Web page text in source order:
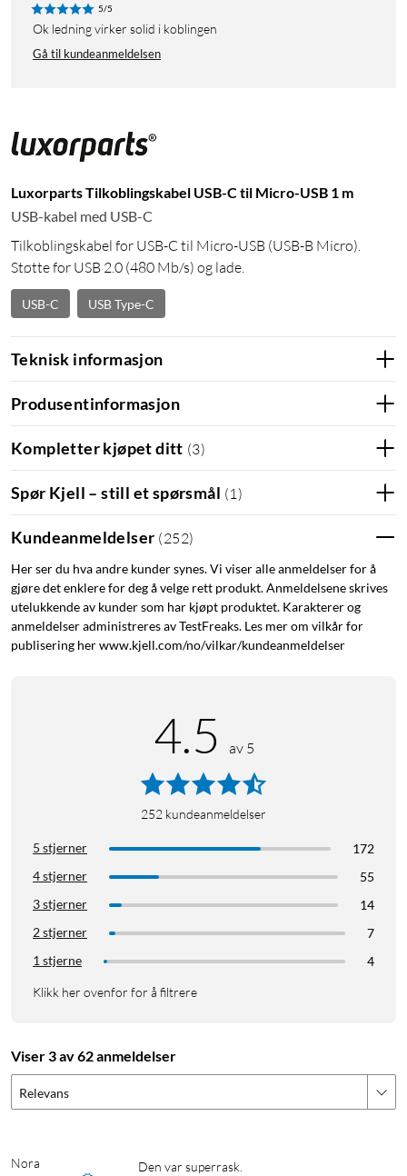
5/5
Ok ledning virker solid i koblingen
Gå til kundeanmeldelsen
Luxorparts Tilkoblingskabel USB-C til Micro-USB 1 m
USB-kabel med USB-C
Tilkoblingskabel for USB-C til Micro-USB (USB-B Micro).
Støtte for USB 2.0 (480 Mb/s) og lade.
USB-C USB Type-C
Teknisk informasjon
Produsentinformasjon
Kompletter kjøpet ditt (3)
Spør Kjell – still et spørsmål (1 )
Kundeanmeldelser (252)
Her ser du hva andre kunder synes. Vi viser alle anmeldelser for å
gjøre det enklere for deg å velge rett produkt. Anmeldelsene skrives
utelukkende av kunder som har kjøpt produktet. Karakterer og
anmeldelser administreres av TestFreaks. Les mer om vilkår for
publisering her www.kjell.com/no/vilkar/kundeanmeldelser
4.5 av 5
252 kundeanmeldelser
5 stjerner
172
4 stjerner
55
3 stjerner
14
2 stjerner
7
1 stjerne
4
Klikk her ovenfor for å filtrere
Viser 3 av 62 anmeldelser
Relevans
Nora Den var superrask.